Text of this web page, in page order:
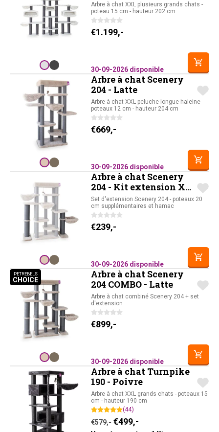
Arbre à chat XXL plusieurs grands chats -
poteau 15 cm - hauteur 202 cm
€1.199,-
30-09-2026 disponible
Arbre à chat Scenery
204 - Latte
Arbre à chat XXL peluche longue haleine
poteaux 12 cm - hauteur 204 cm
€669,-
30-09-2026 disponible
Arbre à chat Scenery
204 - Kit extension XL
- Latte
Set d'extension Scenery 204 - poteaux 20
cm supplémentaires et hamac
€239,-
30-09-2026 disponible
PETREBELS
CHOICEPETREBELS CHOICE
Arbre à chat Scenery
204 COMBO - Latte
Arbre à chat combiné Scenery 204 + set
d'extension
€899,-
30-09-2026 disponible
Arbre à chat Turnpike
190 - Poivre
Arbre à chat XXL grands chats - poteaux 15
cm - hauteur 190 cm
(44)
€579,- Le prix initial était :
€499,-